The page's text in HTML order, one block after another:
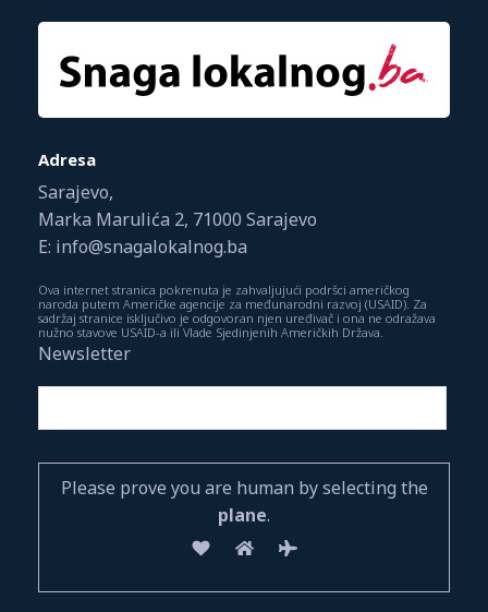
Adresa
Sarajevo,
Marka Marulića 2, 71000 Sarajevo
E: info@snagalokalnog.ba
Ova internet stranica pokrenuta je zahvaljujući podršci američkog
naroda putem Američke agencije za međunarodni razvoj (USAID). Za
sadržaj stranice isključivo je odgovoran njen uređivač i ona ne odražava
nužno stavove USAID-a ili Vlade Sjedinjenih Američkih Država.
Newsletter
Please prove you are human by selecting the
plane.